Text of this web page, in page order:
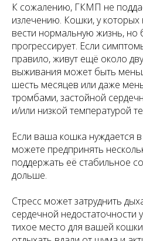
К сожалению, ГКМП не
излечению. Кошки, у которых
вести нормальную жизнь, но
прогрессирует. Если
правило, живут ещё около
выживания может быть
шесть месяцев или даже
тромбами, застойной
и/или низкой температурой
Если ваша кошка нуждается
можете предпринять
поддержать её стабильное
дольше.
Стресс может затруднить
сердечной недостаточности
тихое место для вашей